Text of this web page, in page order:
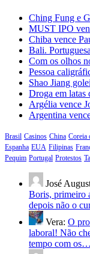
Ching Fung e
MUST IPO
Chiba vence
Bali.
Com os olhos
Pessoa
Shao Jiang
Droga em latas
Argélia vence
Argentina
Brasil Casinos China Coreia
Espanha EUA Filipinas
Pequim Portugal Protestos
José
Boris, primeiro
depois não o
Vera: O
laboral! Não
tempo com os…